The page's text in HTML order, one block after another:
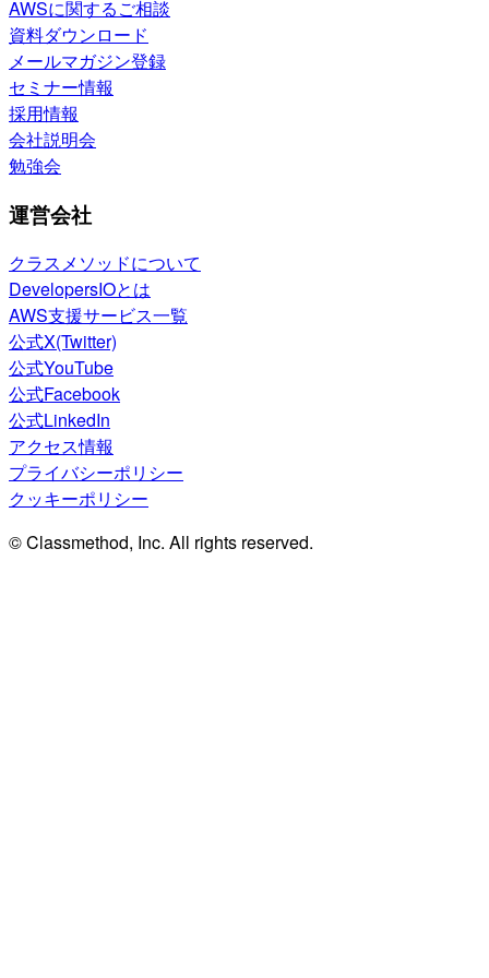
AWSに関するご相談
資料ダウンロード
メールマガジン登録
セミナー情報
採用情報
会社説明会
勉強会
運営会社
クラスメソッドについて
DevelopersIOとは
AWS支援サービス一覧
公式X(Twitter)
公式YouTube
公式Facebook
公式LinkedIn
アクセス情報
プライバシーポリシー
クッキーポリシー
© Classmethod, Inc. All rights reserved.